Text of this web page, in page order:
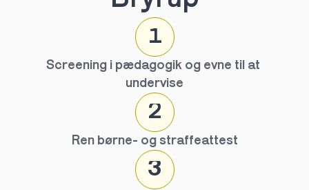
1
Screening i pædagogik og evne til at
undervise
2
Ren børne- og straffeattest
3